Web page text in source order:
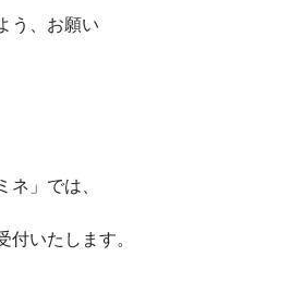
う、お願い
」では、
いたします。